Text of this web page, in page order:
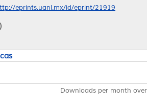
eprints.uanl.mx/id/eprint/21919
Downloads per month